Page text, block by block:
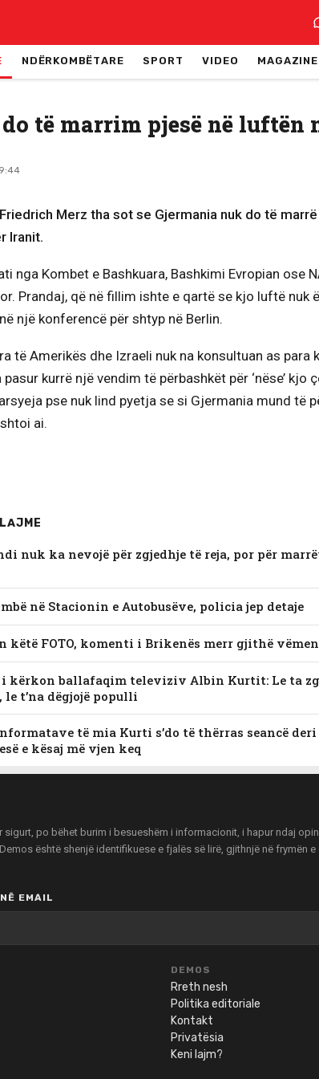
NDËRKOMBËTARE SPORT VIDEO MAGAZINE
të marrim pjesë në luftën
Merz tha sot se Gjermania nuk do të
Iranit.
nga Kombet e Bashkuara, Bashkimi Evropian ose
Prandaj, që në fillim ishte e qartë se kjo luftë nuk
një konferencë për shtyp në Berlin.
të Amerikës dhe Izraeli nuk na konsultuan as para
pasur kurrë një vendim të përbashkët për ‘nëse’ kjo
pse nuk lind pyetja se si Gjermania mund të
ai.
nuk ka nevojë për zgjedhje të reja, por për
në Stacionin e Autobusëve, policia jep detaje
këtë FOTO, komenti i Brikenës merr gjithë
kërkon ballafaqim televiziv Albin Kurtit: Le ta
t’na dëgjojë populli
të mia Kurti s’do të thërras seancë
e kësaj më vjen keq
sigurt, po bëhet burim i besueshëm i informacionit, i hapur ndaj
është shenjë identifikuese e fjalës së lirë, gjithnjë në frymën
EMAIL
DEMOS
Rreth nesh
Politika editoriale
Kontakt
Privatësia
Keni lajm?